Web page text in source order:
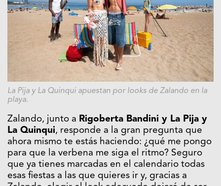
La Pija y La Quinqui apuestan por looks de Zalando en la
playa.
Zalando, junto a Rigoberta Bandini y La Pija y
La Quinqui, responde a la gran pregunta que
ahora mismo te estás haciendo: ¿qué me pongo
para que la verbena me siga el ritmo? Seguro
que ya tienes marcadas en el calendario todas
esas fiestas a las que quieres ir y, gracias a